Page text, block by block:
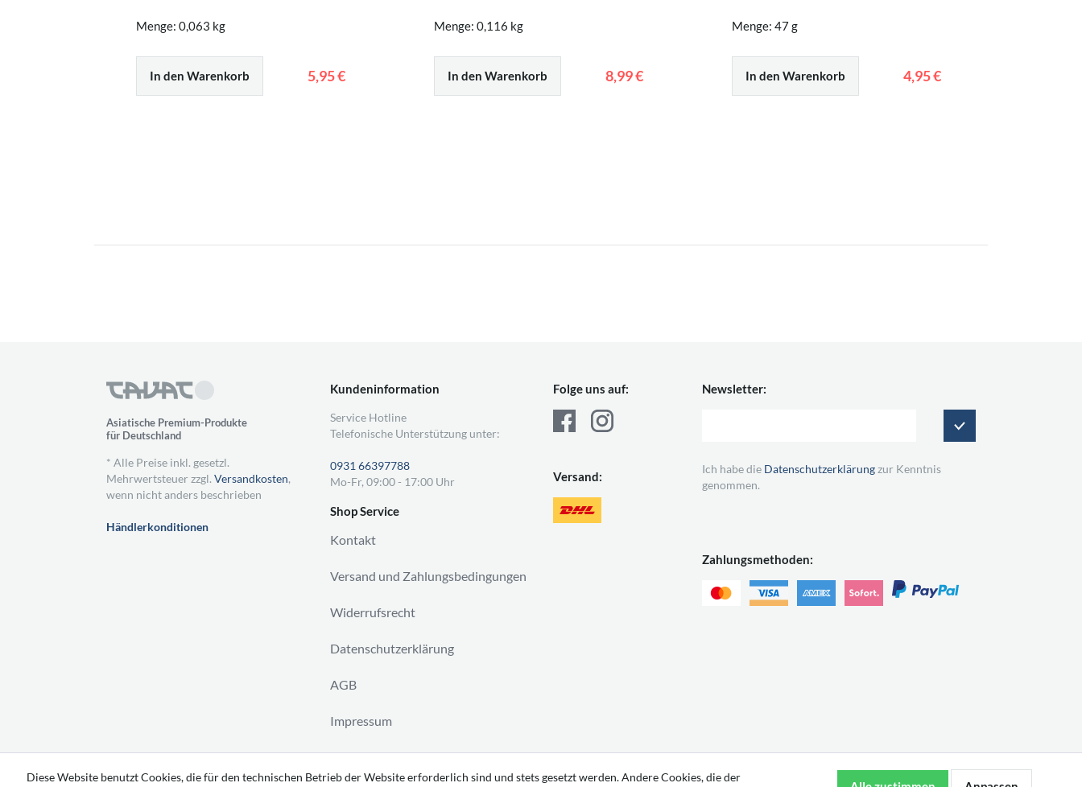
Menge: 0,063 kg
In den Warenkorb 5,95 €
Menge: 0,116 kg
In den Warenkorb 8,99 €
Menge: 47 g
In den Warenkorb 4,95 €
Asiatische Premium-Produkte
für Deutschland
* Alle Preise inkl. gesetzl.
Mehrwertsteuer zzgl. Versandkosten,
wenn nicht anders beschrieben
Händlerkonditionen
Kundeninformation
Service Hotline
Telefonische Unterstützung unter:
0931 66397788
Mo-Fr, 09:00 - 17:00 Uhr
Shop Service
Kontakt
Versand und Zahlungsbedingungen
Widerrufsrecht
Datenschutzerklärung
AGB
Impressum
Vertrag widerrufen
Folge uns auf:
Versand:
Newsletter:
Ich habe die Datenschutzerklärungzur Kenntnis
genommen.
Zahlungsmethoden:
Diese Website benutzt Cookies, die für den technischen Betrieb der Website erforderlich sind und stets gesetzt werden. Andere Cookies, die der